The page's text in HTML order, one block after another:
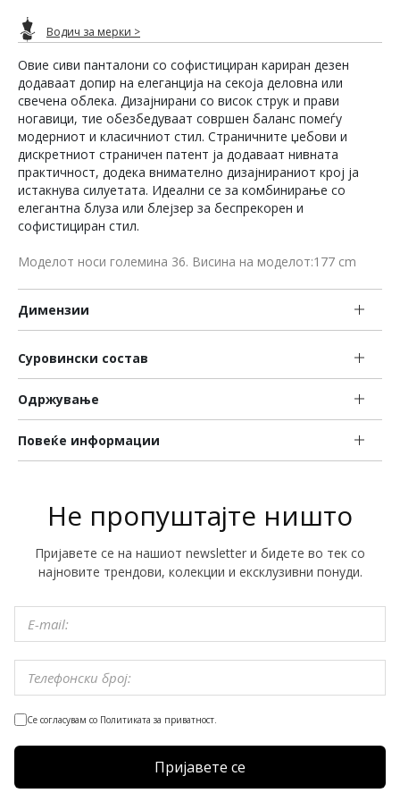
Овие сиви панталони со софистициран кариран дезен
додаваат допир на елеганција на секоја деловна или
свечена облека. Дизајнирани со висок струк и прави
ногавици, тие обезбедуваат совршен баланс помеѓу
модерниот и класичниот стил. Страничните џебови и
дискретниот страничен патент ја додаваат нивната
практичност, додека внимателно дизајнираниот крој ја
истакнува силуетата. Идеални се за комбинирање со
елегантна блуза или блејзер за беспрекорен и
софистициран стил.
Моделот носи големина 36. Висина на моделот:177 cm
Димензии
Суровински состав
Одржување
Повеќе информации
Водич за мерки >
Не пропуштајте ништо
Пријавете се на нашиот newsletter и бидете во тек со
најновите трендови, колекции и ексклузивни понуди.
Се согласувам со Политиката за приватност.
Пријавете се